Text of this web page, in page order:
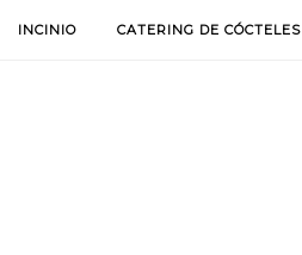
INCINIO CATERING DE CÓCTELES